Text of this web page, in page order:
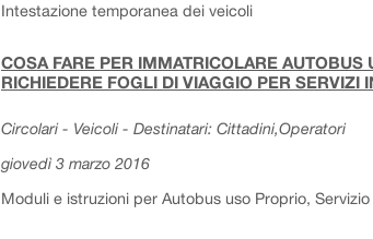
Intestazione temporanea dei veicoli
COSA FARE PER IMMATRICOLARE
RICHIEDERE FOGLI DI VIAGGIO PER SERVIZI
Circolari - Veicoli - Destinatari: Cittadini,Operatori
giovedì 3 marzo 2016
Moduli e istruzioni per Autobus uso Proprio,